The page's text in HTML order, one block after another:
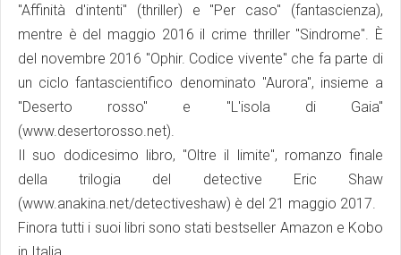
"Affinità d'intenti" (thriller) e "Per caso" (fantascienza),
mentre è del maggio 2016 il crime thriller "Sindrome". È
del novembre 2016 "Ophir. Codice vivente" che fa parte di
un ciclo fantascientifico denominato "Aurora", insieme a
"Deserto rosso" e "L'isola di Gaia"
(www.desertorosso.net).
Il suo dodicesimo libro, "Oltre il limite", romanzo finale
della trilogia del detective Eric Shaw
(www.anakina.net/detectiveshaw) è del 21 maggio 2017.
Finora tutti i suoi libri sono stati bestseller Amazon e Kobo